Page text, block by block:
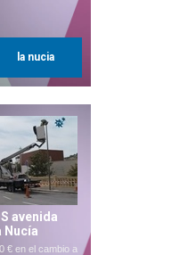
la nucia
avenida
Nucía
€ en el cambio a